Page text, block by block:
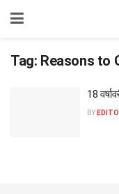
Tag: Reasons to
18
BY